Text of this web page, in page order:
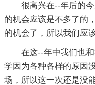
很高兴在--年后的
的机会应该是不多了的
的机会了，所以我们应
在这--年中我们也
学因为各种各样的原因
场，所以这一次还是没